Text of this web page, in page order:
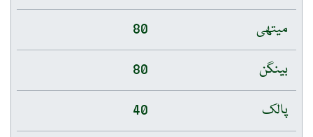
میتھی
80
بینگن
80
پالک
40